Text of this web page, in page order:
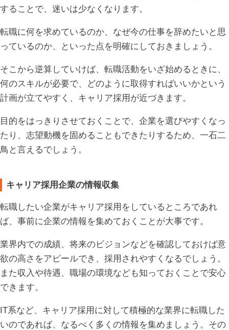
することで、迷いは少なくなります。
転職に何を求めているのか、なぜ今の仕事を辞めたいと思
っているのか、といった点を明確にしておきましょう。
そこから逆算していけば、転職活動をいざ始めるときに、
何のスキルが必要で、どのように取得すればいいかという
計画が立てやすく、キャリア採用が近づきます。
目的をはっきりさせておくことで、企業を選びやすくなっ
たり、志望動機を固めることもできたりするため、一石二
鳥と言えるでしょう。
キャリア採用企業の情報収集
転職したい企業がキャリア採用をしているところであれ
ば、事前に企業の情報を集めておくことが大事です。
業界内での成績、将来のビジョンなどを確認しておけば意
欲の高さをアピールでき、採用されやすくなるでしょう。
また収入や待遇、職場の環境なども知っておくことで安心
できます。
IT系など、キャリア採用に対して積極的な業界に転職した
いのであれば、なるべく多くの情報を集めましょう。その